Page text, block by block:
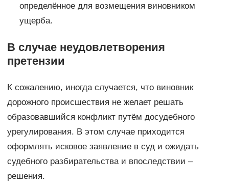
определённое для возмещения виновником
ущерба.
В случае неудовлетворения
претензии
К сожалению, иногда случается, что виновник
дорожного происшествия не желает решать
образовавшийся конфликт путём досудебного
урегулирования. В этом случае приходится
оформлять исковое заявление в суд и ожидать
судебного разбирательства и впоследствии –
решения.